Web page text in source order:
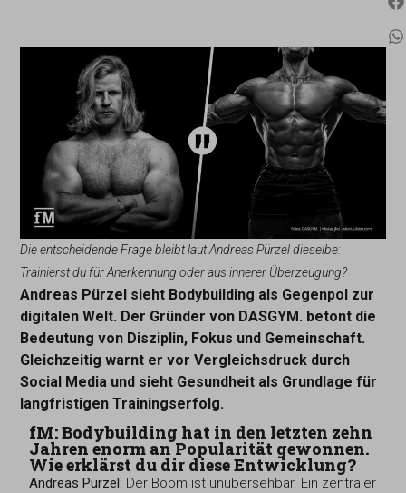
Die entscheidende Frage bleibt laut Andreas Pürzel dieselbe:
Trainierst du für Anerkennung oder aus innerer Überzeugung?
Andreas Pürzel sieht Bodybuilding als Gegenpol zur
digitalen Welt. Der Gründer von DASGYM. betont die
Bedeutung von Disziplin, Fokus und Gemeinschaft.
Gleichzeitig warnt er vor Vergleichsdruck durch
Social Media und sieht Gesundheit als Grundlage für
langfristigen Trainingserfolg.
fM: Bodybuilding hat in den letzten zehn
Jahren enorm an Popularität gewonnen.
Wie erklärst du dir diese Entwicklung?
Andreas Pürzel: Der Boom ist unübersehbar. Ein zentraler